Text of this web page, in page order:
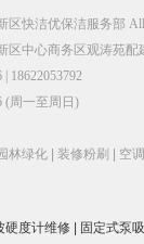
快洁优保洁服务部 All
区中心商务区观涛苑配
18622053792
(周一至周日)
林绿化 | 装修粉刷 | 空
硬度计维修 | 固定式泵